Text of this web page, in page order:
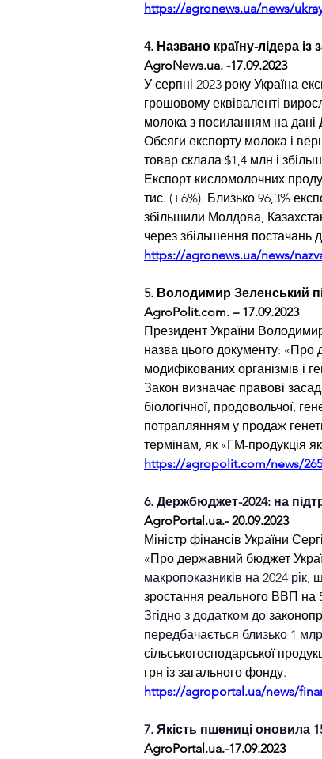
https://agronews.ua/news/
4. Названо країну-лідера із
AgroNews.ua. -17.09.2023
У серпні 2023 року Україна
грошовому еквіваленті
молока з посиланням на дані
Обсяги експорту молока і
товар склала $1,4 млн і
Експорт кисломолочних
тис. (+6%). Близько 96,3%
збільшили Молдова,
через збільшення постачань
https://agronews.ua/news/
5. Володимир Зеленський
AgroPolit.com. – 17.09.2023
Президент України
назва цього документу: «Про
модифікованих організмів і
Закон визначає правові
біологічної, продовольчої,
потраплянням у продаж
термінам, як «ГМ-продукція
https://agropolit.com/news/
6. Держбюджет-2024: на
AgroPortal.ua.- 20.09.2023
Міністр фінансів України
«Про державний бюджет
макропоказників на 2024
зростання реального ВВП на
Згідно з додатком до
передбачається близько 1
сільськогосподарської
грн із загального фонду.
https://agroportal.ua/news/
7. Якість пшениці оновила
AgroPortal.ua.-17.09.2023